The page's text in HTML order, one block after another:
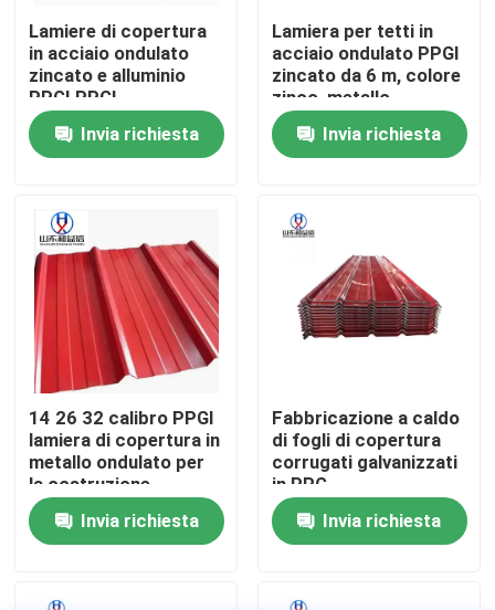
Prodotti
Circa noi
Controllo di qualità
Contattici
Richieda una citazione
Bobina di acciaio al carbonio
Placca di acciaio al carbonio
Coili di acciaio inossidabile
Lamiere di copertura
in acciaio ondulato
zincato e alluminio
PPGI PPGL
Invia richiesta
Lamiera per tetti in
acciaio ondulato PPGI
zincato da 6 m, colore
zinco, metallo
Invia richiesta
14 26 32 calibro PPGI
lamiera di copertura in
metallo ondulato per
la costruzione
Invia richiesta
Fabbricazione a caldo
di fogli di copertura
corrugati galvanizzati
in PPG
Invia richiesta